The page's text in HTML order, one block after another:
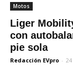
Motos
Liger
con
pie sola
Redacción EVpro -